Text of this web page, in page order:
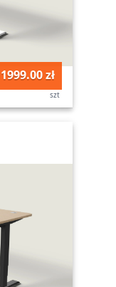
1999.00 zł
szt